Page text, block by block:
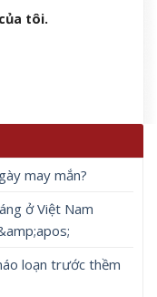
tôi.
may mắn?
ở Việt Nam
loạn trước thềm